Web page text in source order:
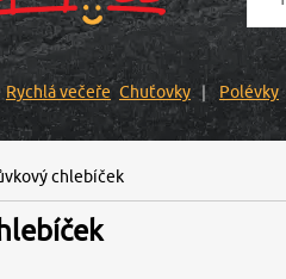
Rychlá večeře Chuťovky Polévky
chlebíček